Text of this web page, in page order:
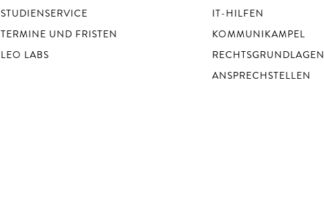
STUDIENSERVICE
TERMINE UND FRISTEN
LEO LABS
IT-HILFEN
KOMMUNIKAMPEL
RECHTSGRUNDLAGEN
ANSPRECHSTELLEN